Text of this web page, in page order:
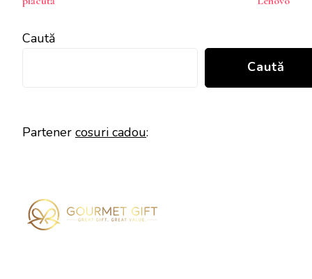
Caută
Caută
Partener cosuri cadou: